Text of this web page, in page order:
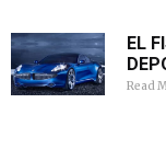
EL
Read